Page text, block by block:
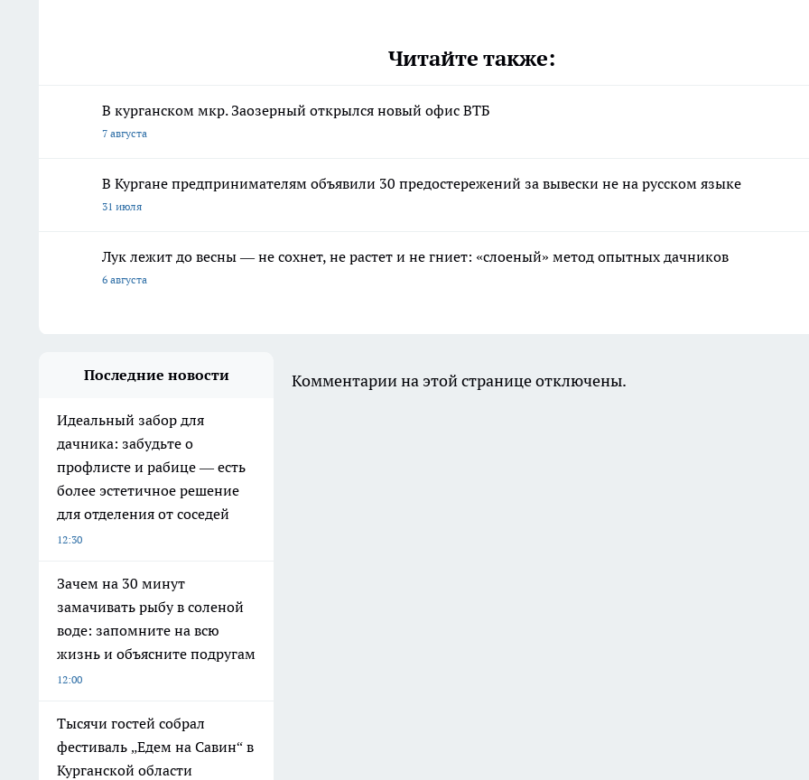
Читайте также:
В курганском мкр. Заозерный открылся новый офис ВТБ
7 августа
В Кургане предпринимателям объявили 30 предостережений за вывески не на русском языке
31 июля
Лук лежит до весны — не сохнет, не растет и не гниет: «слоеный» метод опытных дачников
6 августа
Последние новости
Идеальный забор для
дачника: забудьте о
профлисте и рабице — есть
более эстетичное решение
для отделения от соседей
12:30
Зачем на 30 минут
замачивать рыбу в соленой
воде: запомните на всю
жизнь и объясните подругам
12:00
Тысячи гостей собрал
фестиваль „Едем на Савин“ в
Курганской области
Комментарии на этой странице отключены.